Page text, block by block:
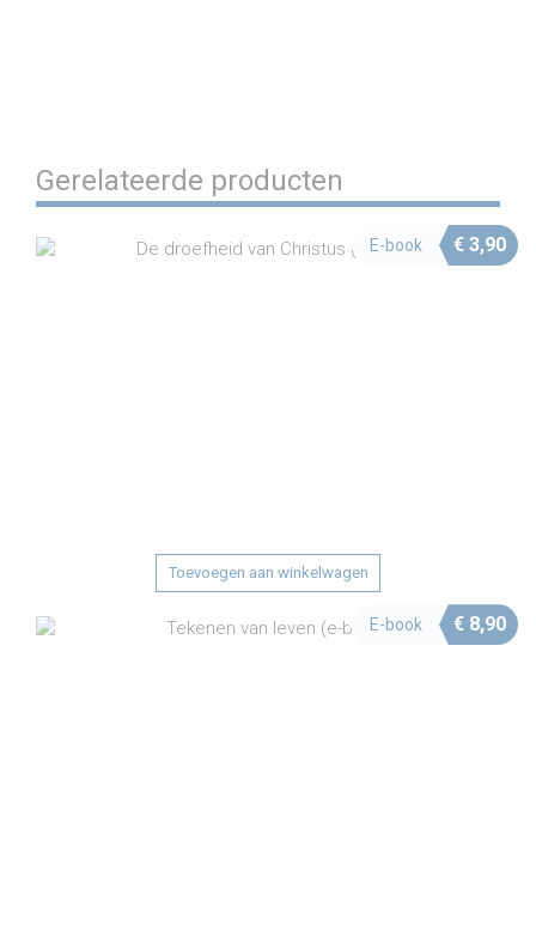
Gerelateerde producten
E-book € 3,90
Toevoegen aan winkelwagen
E-book € 8,90